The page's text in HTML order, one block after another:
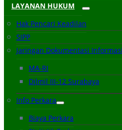
LAYANAN HUKUM
Hak Pencari Keadilan
SIPP
Jaringan Dokumentasi
MA-RI
Dilmil III-12 Surabaya
Info Perkara
Biaya Perkara